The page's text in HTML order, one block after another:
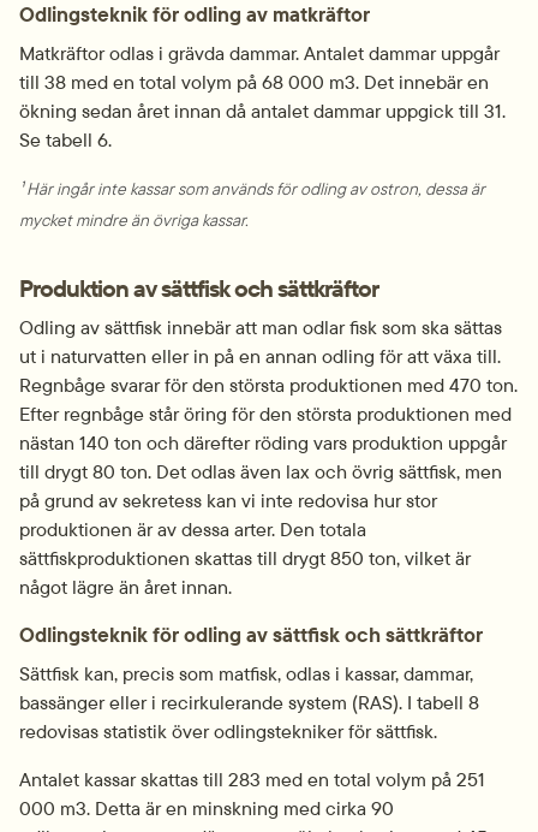
Odlingsteknik för odling av matkräftor
Matkräftor odlas i grävda dammar. Antalet dammar uppgår
till 38 med en total volym på 68 000 m3. Det innebär en
ökning sedan året innan då antalet dammar uppgick till 31.
Se tabell 6.
¹ Här ingår inte kassar som används för odling av ostron, dessa är
mycket mindre än övriga kassar.
Produktion av sättfisk och sättkräftor
Odling av sättfisk innebär att man odlar fisk som ska sättas
ut i naturvatten eller in på en annan odling för att växa till.
Regnbåge svarar för den största produktionen med 470 ton.
Efter regnbåge står öring för den största produktionen med
nästan 140 ton och därefter röding vars produktion uppgår
till drygt 80 ton. Det odlas även lax och övrig sättfisk, men
på grund av sekretess kan vi inte redovisa hur stor
produktionen är av dessa arter. Den totala
sättfiskproduktionen skattas till drygt 850 ton, vilket är
något lägre än året innan.
Odlingsteknik för odling av sättfisk och sättkräftor
Sättfisk kan, precis som matfisk, odlas i kassar, dammar,
bassänger eller i recirkulerande system (RAS). I tabell 8
redovisas statistik över odlingstekniker för sättfisk.
Antalet kassar skattas till 283 med en total volym på 251
000 m3. Detta är en minskning med cirka 90